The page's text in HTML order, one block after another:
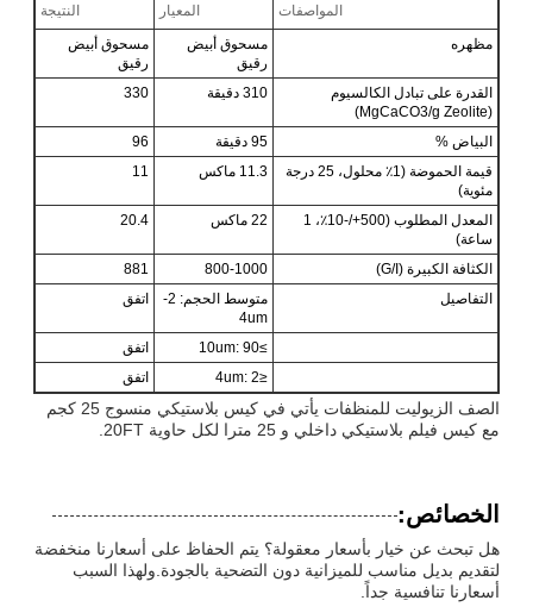
المواصفات المعيار
النتيجة
مظهره
مسحوق أبيض
رقيق
مسحوق أبيض
رقيق
القدرة على تبادل الكالسيوم
(MgCaCO3/g Zeolite)
310 دقيقة 330
البياض % 95 دقيقة
96
قيمة الحموضة (1٪ محلول، 25 درجة
مئوية)
11.3 ماكس 11
المعدل المطلوب (500+/-10٪، 1
ساعة)
22 ماكس 20.4
الكثافة الكبيرة (G/I) 800-1000
881
التفاصيل
متوسط الحجم: 2-
4um
اتفق
≥10um: 90
اتفق
≤4um: 2
اتفق
الصف الزيوليت للمنظفات يأتي في كيس بلاستيكي منسوج 25 كجم
مع كيس فيلم بلاستيكي داخلي و 25 مترا لكل حاوية 20FT.
الخصائص:
هل تبحث عن خيار بأسعار معقولة؟ يتم الحفاظ على أسعارنا منخفضة
لتقديم بديل مناسب للميزانية دون التضحية بالجودة.ولهذا السبب
أسعارنا تنافسية جداً.